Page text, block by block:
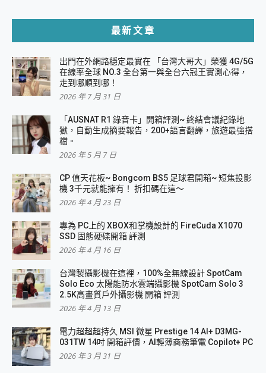
最新文章
出門在外網路穩定最實在 「台灣大哥大」榮獲 4G/5G
在線率全球 NO.3 全台第一與全台六冠王實測心得，
走到哪順到哪！
2026 年 7 月 31 日
「AUSNAT R1 錄音卡」開箱評測~ 終結會議紀錄地
獄，自動生成摘要報告，200+語言翻譯，旅遊最強搭
檔。
2026 年 5 月 7 日
CP 值天花板~ Bongcom BS5 足球君開箱~ 短焦投影
機 3千元就能擁有！ 折扣碼在這～
2026 年 4 月 23 日
專為 PC上的 XBOX和掌機設計的 FireCuda X1070
SSD 固態硬碟開箱 評測
2026 年 4 月 16 日
台灣製攝影機在這裡，100%全無線設計 SpotCam
Solo Eco 太陽能防水雲端攝影機 SpotCam Solo 3
2.5K高畫質戶外攝影機 開箱 評測
2026 年 4 月 13 日
電力超超超持久 MSI 微星 Prestige 14 AI+ D3MG-
031TW 14吋 開箱評價，AI輕薄商務筆電 Copilot+ PC
2026 年 3 月 31 日